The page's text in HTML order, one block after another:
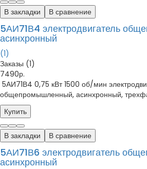
В закладки В сравнение
5АИ71В4 электродвигатель
асинхронный
(1)
Заказы (1)
7490р.
5АИ71В4 0,75 кВт 1500 об/мин
общепромышленный, асинхронный,
Купить
В закладки В сравнение
5АИ71В6 электродвигатель
асинхронный